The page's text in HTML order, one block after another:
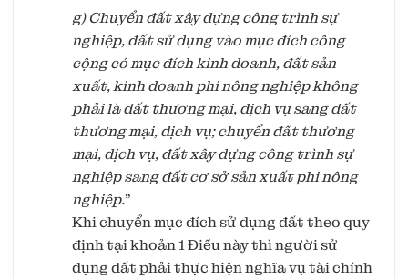
g) Chuyển đất xây dựng công trình sự
nghiệp, đất sử dụng vào mục đích công
cộng có mục đích kinh doanh, đất sản
xuất, kinh doanh phi nông nghiệp không
phải là đất thương mại, dịch vụ sang đất
thương mại, dịch vụ; chuyển đất thương
mại, dịch vụ, đất xây dựng công trình sự
nghiệp sang đất cơ sở sản xuất phi nông
nghiệp.”
Khi chuyển mục đích sử dụng đất theo quy
định tại khoản 1 Điều này thì người sử
dụng đất phải thực hiện nghĩa vụ tài chính